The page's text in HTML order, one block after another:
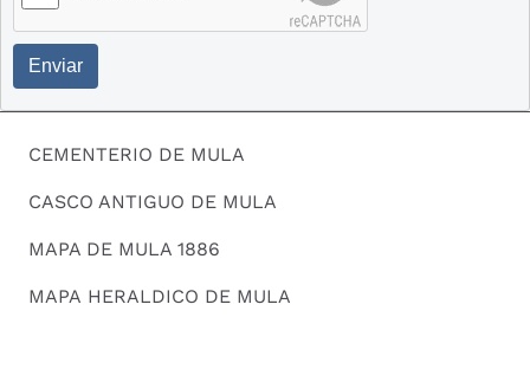
Enviar
CEMENTERIO DE MULA
CASCO ANTIGUO DE MULA
MAPA DE MULA 1886
MAPA HERALDICO DE MULA